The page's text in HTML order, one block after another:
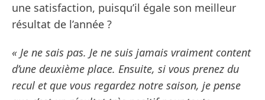
une satisfaction, puisqu’il égale son meilleur
résultat de l’année ?
« Je ne sais pas. Je ne suis jamais vraiment content
d’une deuxième place. Ensuite, si vous prenez du
recul et que vous regardez notre saison, je pense